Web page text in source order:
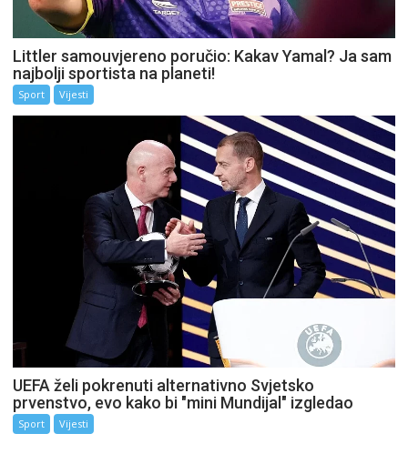
Littler samouvjereno poručio: Kakav Yamal? Ja sam
najbolji sportista na planeti!
Sport Vijesti
UEFA želi pokrenuti alternativno Svjetsko
prvenstvo, evo kako bi "mini Mundijal" izgledao
Sport Vijesti